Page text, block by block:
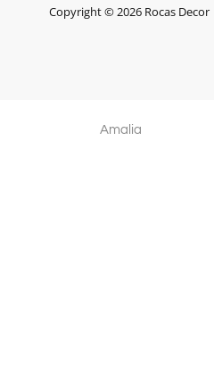
Copyright © 2026 Rocas Decor
Amalia